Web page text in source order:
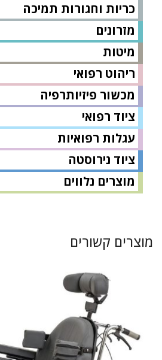
כריות וחגורות תמיכה
מזרונים
מיטות
ריהוט רפואי
מכשור פיזיותרפיה
ציוד רפואי
עגלות רפואיות
ציוד נירוסטה
מוצרים נלווים
מוצרים קשורים